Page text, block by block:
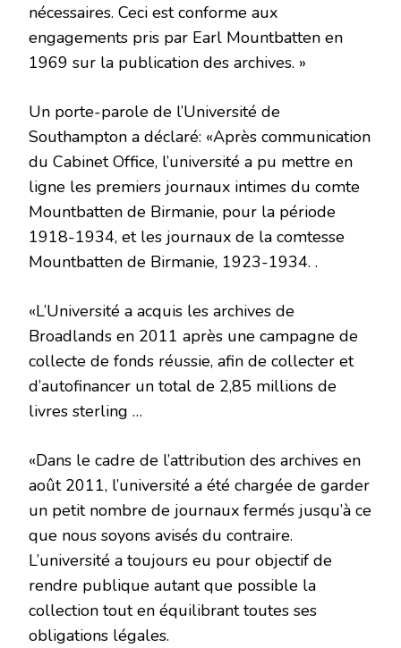
nécessaires. Ceci est conforme aux
engagements pris par Earl Mountbatten en
1969 sur la publication des archives. »
Un porte-parole de l’Université de
Southampton a déclaré: «Après communication
du Cabinet Office, l’université a pu mettre en
ligne les premiers journaux intimes du comte
Mountbatten de Birmanie, pour la période
1918-1934, et les journaux de la comtesse
Mountbatten de Birmanie, 1923-1934. .
«L’Université a acquis les archives de
Broadlands en 2011 après une campagne de
collecte de fonds réussie, afin de collecter et
d’autofinancer un total de 2,85 millions de
livres sterling …
«Dans le cadre de l’attribution des archives en
août 2011, l’université a été chargée de garder
un petit nombre de journaux fermés jusqu’à ce
que nous soyons avisés du contraire.
L’université a toujours eu pour objectif de
rendre publique autant que possible la
collection tout en équilibrant toutes ses
obligations légales.